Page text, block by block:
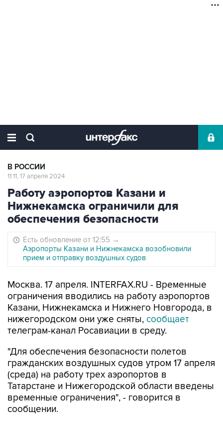
В РОССИИ
11:11, 17 апреля 2024
Работу аэропортов Казани и
Нижнекамска ограничили для
обеспечения безопасности
Есть обновление от 12:55 →
Аэропорты Казани и Нижнекамска возобновили
прием и отправку воздушных судов
Москва. 17 апреля. INTERFAX.RU - Временные
ограничения вводились на работу аэропортов
Казани, Нижнекамска и Нижнего Новгорода, в
нижегородском они уже сняты, сообщает
телеграм-канал Росавиации в среду.
"Для обеспечения безопасности полетов
гражданских воздушных судов утром 17 апреля
(среда) на работу трех аэропортов в
Татарстане и Нижегородской области введены
временные ограничения", - говорится в
сообщении.